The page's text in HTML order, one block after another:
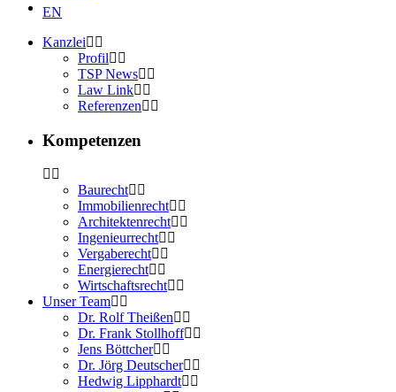
EN
Kanzlei
Profil
TSP News
Law Link
Referenzen
Kompetenzen
Baurecht
Immobilienrecht
Architektenrecht
Ingenieurrecht
Vergaberecht
Energierecht
Wirtschaftsrecht
Unser Team
Dr. Rolf Theißen
Dr. Frank Stollhoff
Jens Böttcher
Dr. Jörg Deutscher
Hedwig Lipphardt